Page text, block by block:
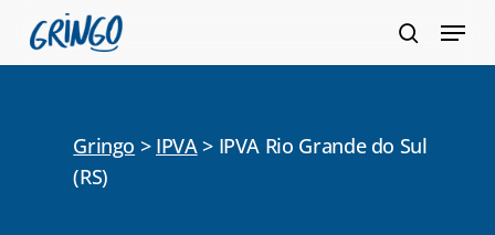
Pular
para
principal
Menu
Gringo > IPVA> IPVA Rio Grande do Sul
(RS)